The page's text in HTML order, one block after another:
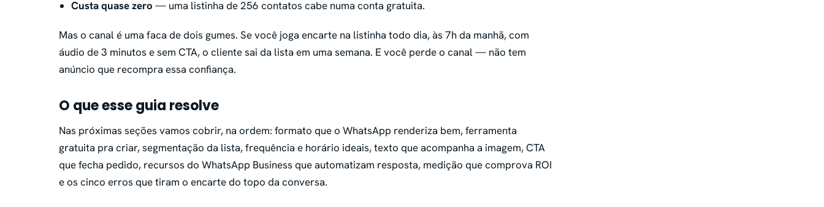
Custa quase zero — uma listinha de 256 contatos cabe numa conta gratuita.
Mas o canal é uma faca de dois gumes. Se você joga encarte na listinha todo dia, às 7h da manhã, com
áudio de 3 minutos e sem CTA, o cliente sai da lista em uma semana. E você perde o canal — não tem
anúncio que recompra essa confiança.
O que esse guia resolve
Nas próximas seções vamos cobrir, na ordem: formato que o WhatsApp renderiza bem, ferramenta
gratuita pra criar, segmentação da lista, frequência e horário ideais, texto que acompanha a imagem, CTA
que fecha pedido, recursos do WhatsApp Business que automatizam resposta, medição que comprova ROI
e os cinco erros que tiram o encarte do topo da conversa.